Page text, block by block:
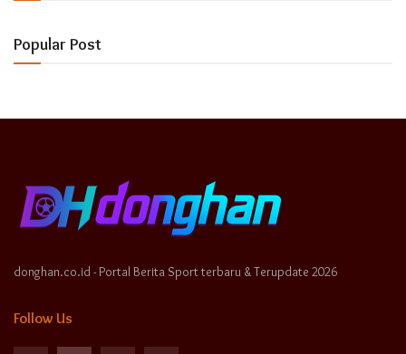
Popular Post
donghan.co.id - Portal Berita Sport terbaru & Terupdate 2026
Follow Us